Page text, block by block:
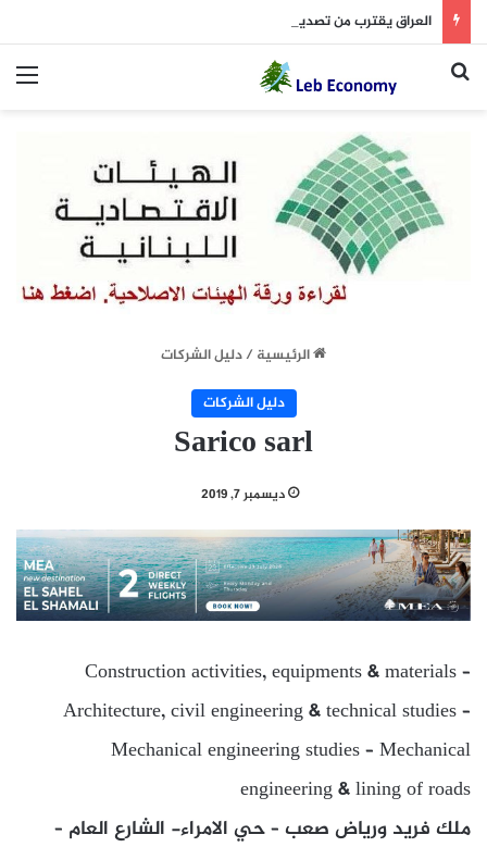
العراق يقترب من تصدير نفطه عبر لبنان
بحث عن
الرئيسية/دليل الشركات
دليل الشركات
Sarico sarl
ديسمبر 7, 2019
Construction activities, equipments & materials –
Architecture, civil engineering & technical studies –
Mechanical engineering studies – Mechanical
engineering & lining of roads
ملك فريد ورياض صعب – حي الامراء- الشارع العام –